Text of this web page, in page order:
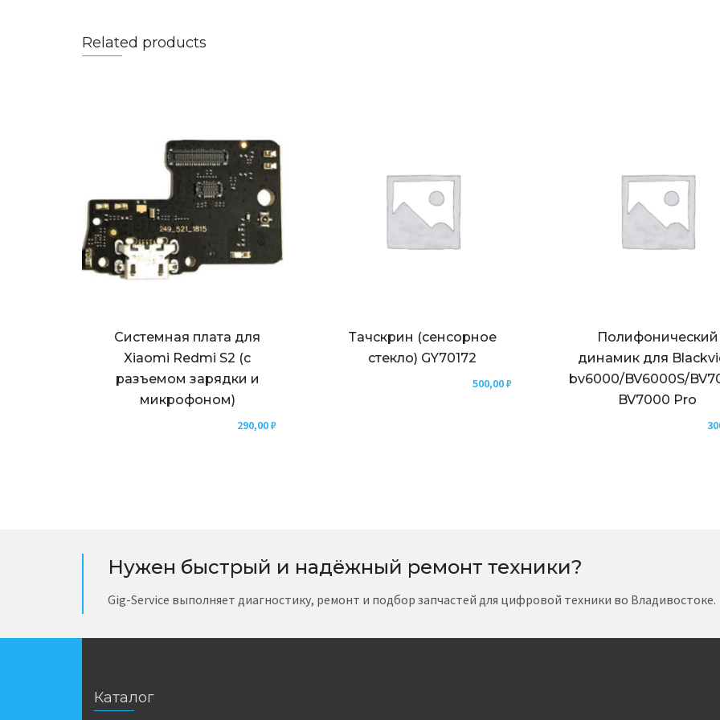
Related products
Системная плата для
Xiaomi Redmi S2 (с
разъемом зарядки и
микрофоном)
290,00₽
Тачскрин (сенсорное
стекло) GY70172
500,00₽
Полифонический
динамик для
bv6000/BV6000S/
BV7000 Pro
Нужен быстрый и надёжный ремонт техники?
Gig-Service выполняет диагностику, ремонт и подбор запчастей для цифровой техники во Владивостоке.
Каталог